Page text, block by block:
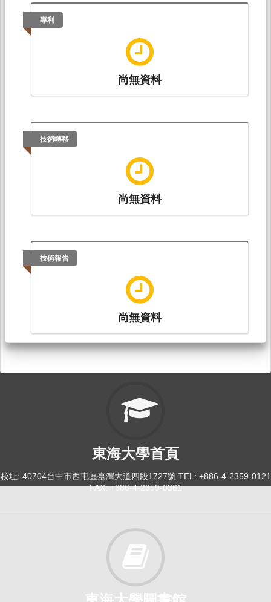
專利
尚無資料
技術轉移
尚無資料
技術報告
尚無資料
東海大學首頁
校址: 40704台中市西屯區臺灣大道四段1727號 TEL: +886-4-2359-0121
FAX: +886-4-2359-0361